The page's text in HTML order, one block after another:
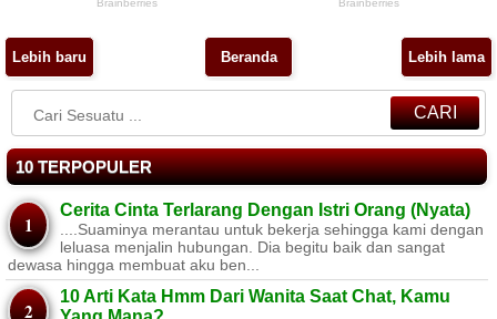
Lebih baru Lebih lama
Beranda
CARI
10 TERPOPULER
Cerita Cinta Terlarang Dengan Istri Orang (Nyata)
....Suaminya merantau untuk bekerja sehingga kami dengan
leluasa menjalin hubungan. Dia begitu baik dan sangat
dewasa hingga membuat aku ben...
10 Arti Kata Hmm Dari Wanita Saat Chat, Kamu